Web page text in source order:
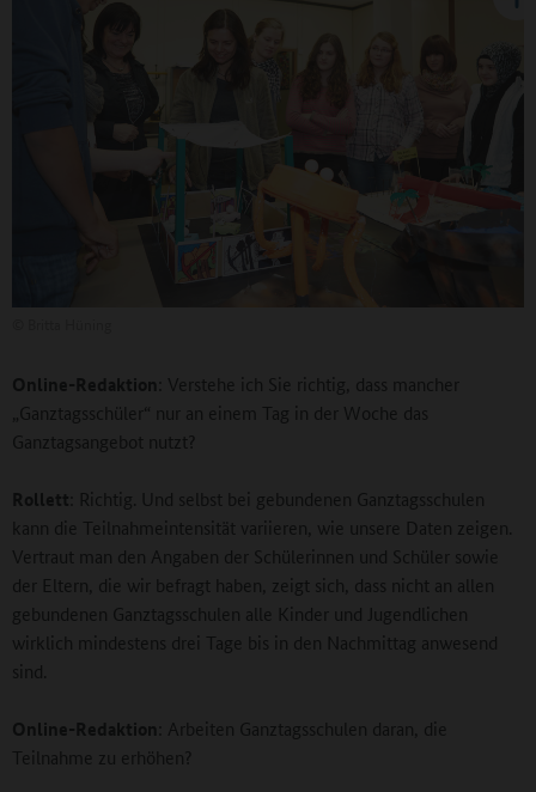
Online-Redaktion : Verstehe ich Sie richtig, dass mancher
„Ganztagsschüler“ nur an einem Tag in der Woche das
Ganztagsangebot nutzt?
Rollett : Richtig. Und selbst bei gebundenen Ganztagsschulen
kann die Teilnahmeintensität variieren, wie unsere Daten zeigen.
Vertraut man den Angaben der Schülerinnen und Schüler sowie
der Eltern, die wir befragt haben, zeigt sich, dass nicht an allen
gebundenen Ganztagsschulen alle Kinder und Jugendlichen
wirklich mindestens drei Tage bis in den Nachmittag anwesend
sind.
Online-Redaktion : Arbeiten Ganztagsschulen daran, die
Teilnahme zu erhöhen?